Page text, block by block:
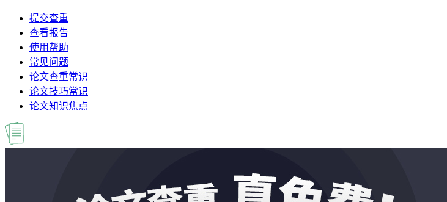
提交查重
查看报告
使用帮助
常见问题
论文查重常识
论文技巧常识
论文知识焦点